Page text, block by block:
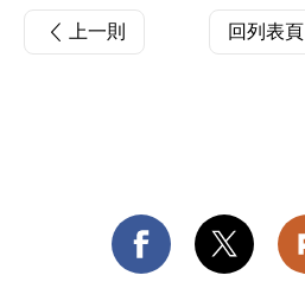
上一則 回列表頁